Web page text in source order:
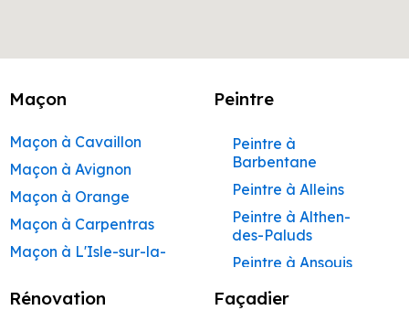
Maçon
Maçon à Cavaillon
Maçon à Avignon
Maçon à Orange
Maçon à Carpentras
Maçon à L'Isle-sur-la-
Maçon à Apt
Peintre
Peintre à
Barbentane
Peintre à Alleins
Peintre à Althen-
des-Paluds
Peintre à Ansouis
Peintre à Apt
Rénovation Façadier